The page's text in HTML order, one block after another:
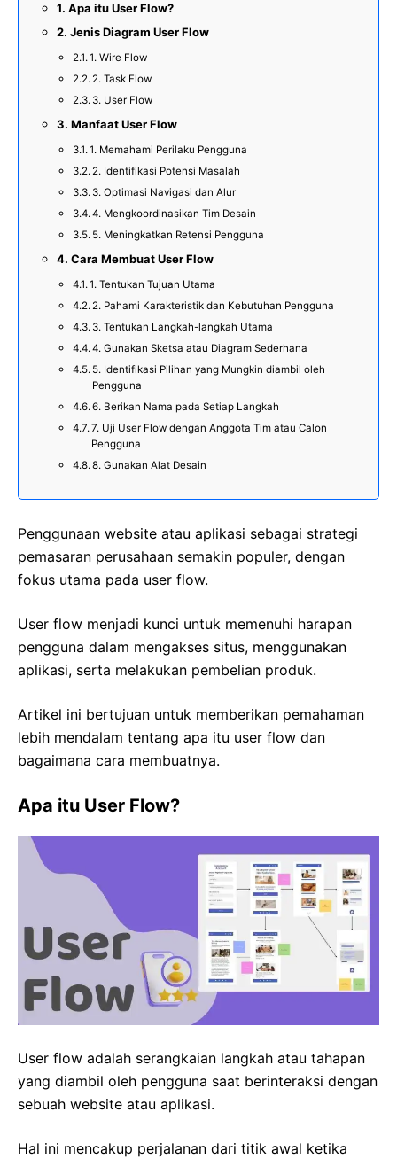
Apa itu User Flow?
Jenis Diagram User Flow
1. Wire Flow
2. Task Flow
3. User Flow
Manfaat User Flow
1. Memahami Perilaku Pengguna
2. Identifikasi Potensi Masalah
3. Optimasi Navigasi dan Alur
4. Mengkoordinasikan Tim Desain
5. Meningkatkan Retensi Pengguna
Cara Membuat User Flow
1. Tentukan Tujuan Utama
2. Pahami Karakteristik dan Kebutuhan Pengguna
3. Tentukan Langkah-langkah Utama
4. Gunakan Sketsa atau Diagram Sederhana
5. Identifikasi Pilihan yang Mungkin diambil oleh
Pengguna
6. Berikan Nama pada Setiap Langkah
7. Uji User Flow dengan Anggota Tim atau Calon
Pengguna
8. Gunakan Alat Desain
Penggunaan website atau aplikasi sebagai strategi
pemasaran perusahaan semakin populer, dengan
fokus utama pada user flow.
User flow menjadi kunci untuk memenuhi harapan
pengguna dalam mengakses situs, menggunakan
aplikasi, serta melakukan pembelian produk.
Artikel ini bertujuan untuk memberikan pemahaman
lebih mendalam tentang apa itu user flow dan
bagaimana cara membuatnya.
Apa itu User Flow?
User flow adalah serangkaian langkah atau tahapan
yang diambil oleh pengguna saat berinteraksi dengan
sebuah website atau aplikasi.
Hal ini mencakup perjalanan dari titik awal ketika